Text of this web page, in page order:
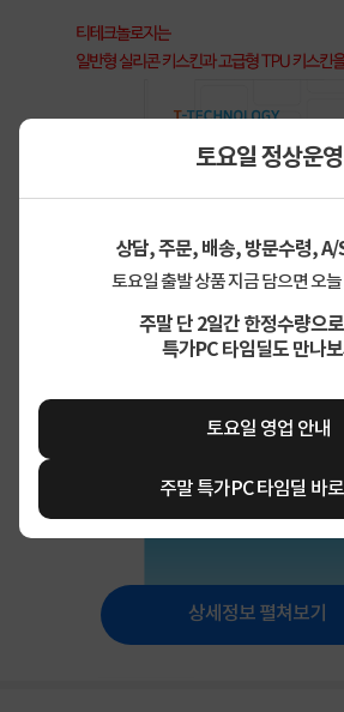
토요일 정상운영
상담, 주문, 배송, 방문수령, A/
토요일 출발 상품 지금 담으면 오
주말 단 2일간 한정수량으
특가PC 타임딜도 만나
토요일 영업 안내
주말 특가PC 타임딜 바로
상세정보 펼쳐보기